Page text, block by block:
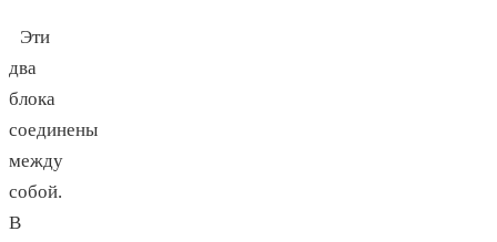
Эти
два
блока
соединены
между
собой.
В